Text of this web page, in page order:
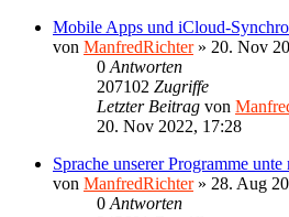
Mobile Apps und iCloud-
von ManfredRichter» 20. Nov
0 Antworten
207102 Zugriffe
Letzter Beitrag von
20. Nov 2022, 17:28
Sprache unserer Programme
von ManfredRichter» 28. Aug
0 Antworten